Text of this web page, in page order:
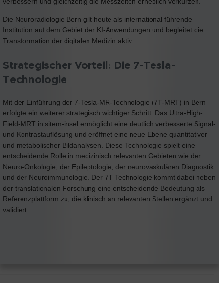
Die Neuroradiologie Bern gilt heute als international führende
Institution auf dem Gebiet der KI-Anwendungen und begleitet die
Transformation der digitalen Medizin aktiv.
Strategischer Vorteil: Die 7-Tesla-
Technologie
Mit der Einführung der 7-Tesla-MR-Technologie (7T-MRT) in Bern
erfolgte ein weiterer strategisch wichtiger Schritt. Das Ultra-High-
Field-MRT in sitem-insel ermöglicht eine deutlich verbesserte Signal-
und Kontrastauflösung und eröffnet eine neue Ebene quantitativer
und metabolischer Bildanalysen. Diese Technologie spielt eine
entscheidende Rolle in medizinisch relevanten Gebieten wie der
Neuro-Onkologie, der Epileptologie, der neurovaskulären Diagnostik
und der Neuroimmunologie. Der 7T Technologie kommt dabei neben
der translationalen Forschung eine entscheidende Bedeutung als
Referenzplattform zu, die klinisch an relevanten Stellen ergänzt und
validiert.